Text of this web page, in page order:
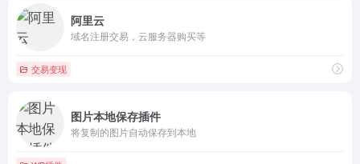
阿里云
域名注册交易，云服务器购买等
交易变现
图片本地保存插件
将复制的图片自动保存到本地